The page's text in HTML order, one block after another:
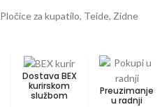
Pločice za kupatilo, Teide, Zidne
Dostava BEX
kurirskom
službom
Preuzimanje
u radnji